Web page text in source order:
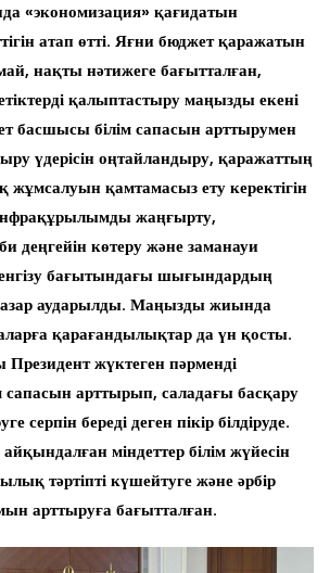
«экономизация» қағидатын
атап өтті. Яғни бюджет қаражатын
нақты нәтижеге бағытталған,
қалыптастыру маңызды екені
басшысы білім сапасын арттырумен
үдерісін оңтайландыру, қаражаттың
жұмсалуын қамтамасыз ету керектігін
инфрақұрылымды жаңғырту,
деңгейін көтеру және заманауи
бағытындағы шығындардың
назар аударылды. Маңызды жиында
қарағандылықтар да үн қосты.
жүктеген пәрменді
сапасын арттырып, саладағы басқару
серпін береді деген пікір білдіруде.
міндеттер білім жүйесін
тәртіпті күшейтуге және әрбір
арттыруға бағытталған.